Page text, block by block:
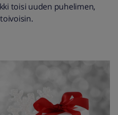
toisi uuden puhelimen,